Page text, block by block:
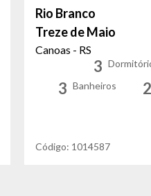
Rio Branco
Treze de Maio
Canoas - RS
3
3 Banheiros 2
Código: 1014587